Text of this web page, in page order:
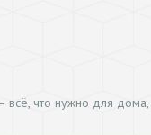
всё, что нужно для